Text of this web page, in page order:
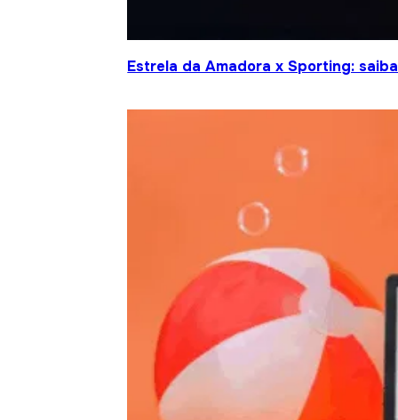
Estrela da Amadora x Sporting: